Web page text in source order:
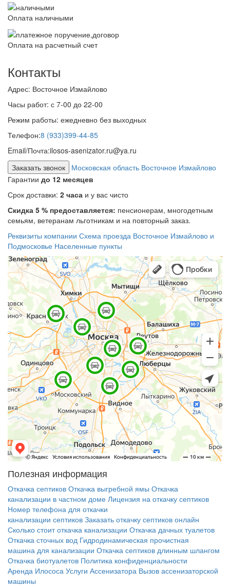
Оплата наличными
Оплата на расчетный счет
Контакты
Адрес: Восточное Измайлово
Часы работ: с 7-00 до 22-00
Режим работы: ежедневно без выходных
Телефон:8 (933)399-44-85
Email/Почта:ilosos-asenizator.ru@ya.ru
Заказать звонок
Московская область Восточное Измайлово
Гарантии до 12 месяцев
Срок доставки: 2 часа и у вас чисто
Скидка 5 % предоставляется: пенсионерам, многодетным
семьям, ветеранам льготникам и на повторный заказ.
Реквизиты компании Схема проезда Восточное Измайлово и
Подмосковье Населенные пункты
Полезная информация
Откачка септиков Откачка выгребной ямы Откачка
канализации в частном доме Лицензия на откачку септиков
Номер телефона для откачки
канализации септиков Заказать откачку септиков онлайн
Сколько стоит откачка канализации Откачка дачных туалетов
Откачка сточных вод Гидродинамическая прочистная
машина для канализации Откачка септиков длинным шлангом
Откачка биотуалетов Политика конфиденциальности
Аренда Илососа Услуги Ассенизатора Вызов ассенизаторской
машины